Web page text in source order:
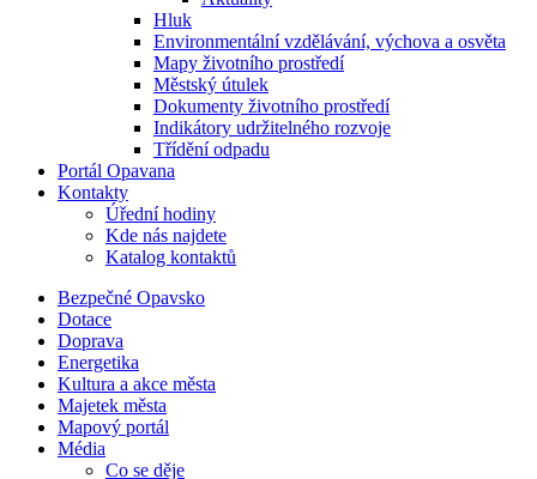
Hluk
Environmentální vzdělávání, výchova a osvěta
Mapy životního prostředí
Městský útulek
Dokumenty životního prostředí
Indikátory udržitelného rozvoje
Třídění odpadu
Portál Opavana
Kontakty
Úřední hodiny
Kde nás najdete
Katalog kontaktů
Bezpečné Opavsko
Dotace
Doprava
Energetika
Kultura a akce města
Majetek města
Mapový portál
Média
Co se děje